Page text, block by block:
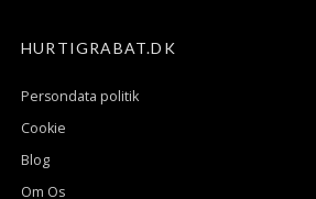
HURTIGRABAT.DK
Persondata politik
Cookie
Blog
Om Os